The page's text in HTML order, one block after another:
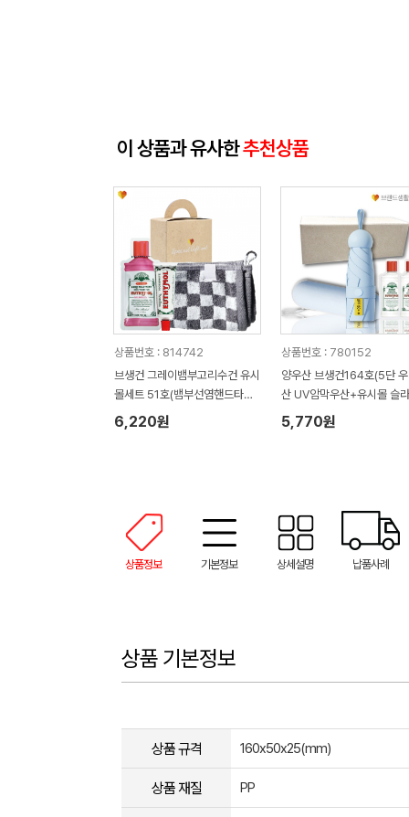
이 상품과 유사한추천상품
상품번호 : 814742
브생건 그레이뱀부고리수건 유시
몰세트 51호(뱀부선염핸드타올
+유시몰 가글+유시몰 치약)
6,220원
상품번호 : 780152
양우산 브생건164호(5단
산 UV암막우산+유시몰 슬
제형가글2매)
5,770원
상품정보 기본정보 상세설명 납품사례
상품 기본정보
상품 규격 160x50x25(mm)
상품 재질 PP